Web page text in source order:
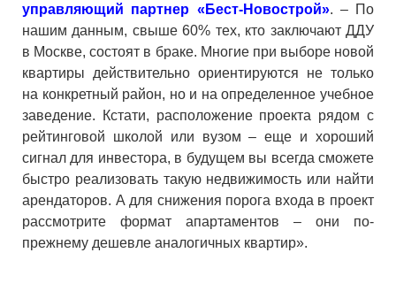
управляющий партнер «Бест-Новострой». – По
нашим данным, свыше 60% тех, кто заключают ДДУ
в Москве, состоят в браке. Многие при выборе новой
квартиры действительно ориентируются не только
на конкретный район, но и на определенное учебное
заведение. Кстати, расположение проекта рядом с
рейтинговой школой или вузом – еще и хороший
сигнал для инвестора, в будущем вы всегда сможете
быстро реализовать такую недвижимость или найти
арендаторов. А для снижения порога входа в проект
рассмотрите формат апартаментов – они по-
прежнему дешевле аналогичных квартир».